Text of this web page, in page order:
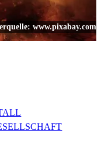
www.pixabay.com